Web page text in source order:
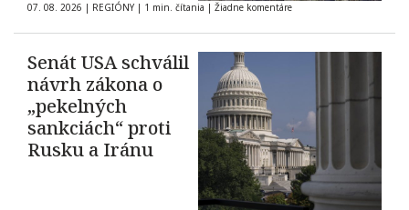
07. 08. 2026 | REGIÓNY | 1 min. čítania | Žiadne komentáre
Senát USA schválil
návrh zákona o
„pekelných
sankciách“ proti
Rusku a Iránu